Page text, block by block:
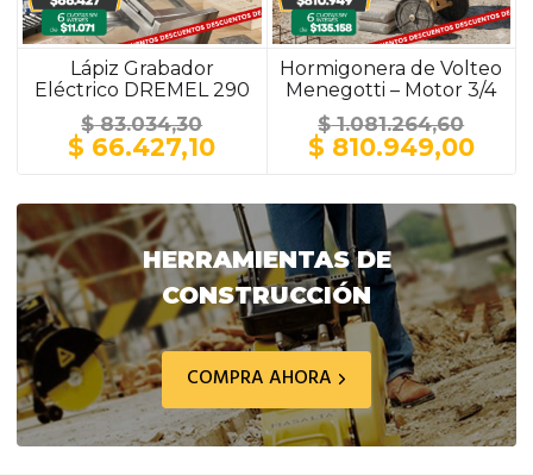
Lápiz Grabador
Eléctrico DREMEL 290
$83.034,30
El
precio
era:
$ 83.034,30.
$ 66.427,10El
es:
$ 66.427,10.
Hormigonera de Volteo
Menegotti – Motor 3/4
HP / 150 Litros / Ruedas
Macizas Plásticas
$1.081.264,60
El
precio
era:
$ 1.081.264,60.
$ 810.949,00El
es:
$
HERRAMIENTAS DE
CONSTRUCCIÓN
COMPRA AHORA